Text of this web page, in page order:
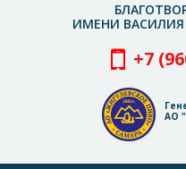
ИМЕНИ
+7
АО